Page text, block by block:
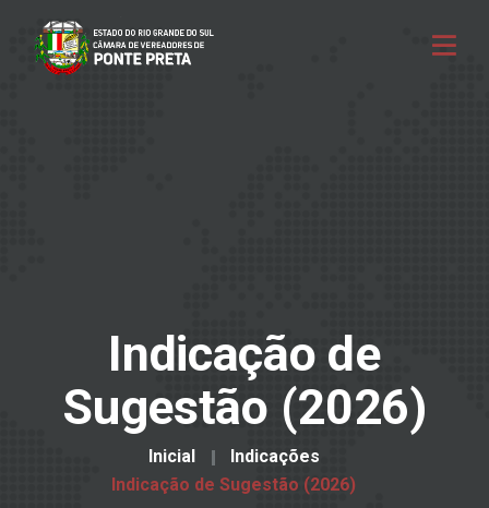
Indicação de
Sugestão (2026)
Inicial
Indicações
Indicação de Sugestão (2026)